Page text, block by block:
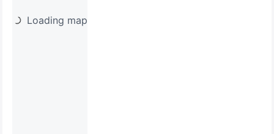
Loading map